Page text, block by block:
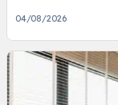
04/08/2026